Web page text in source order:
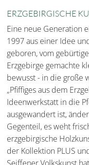
ERZGEBIRGISCHE
Eine neue Generation
1997 aus einer Idee
geboren, vom
Erzgebirge gemachte
bewusst - in die große
„Pfiffiges aus dem
Ideenwerkstatt in die
ausgewandert ist,
Gegenteil, es weht
erzgebirgische
der Kollektion PLUS